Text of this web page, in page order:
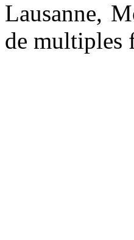
Lausanne,
de multiples